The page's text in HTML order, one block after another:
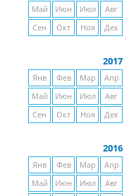
Май Июн Июл
Авг
Сен
Окт Ноя Дек
2017
Янв Фев Мар
Апр
Май
Июн Июл
Авг
Сен
Окт Ноя Дек
2016
Янв Фев Мар
Апр
Май
Июн Июл
Авг